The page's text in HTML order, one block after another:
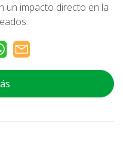
un impacto directo en la